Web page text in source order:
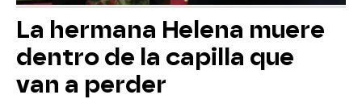
La hermana Helena muere
dentro de la capilla que
van a perder